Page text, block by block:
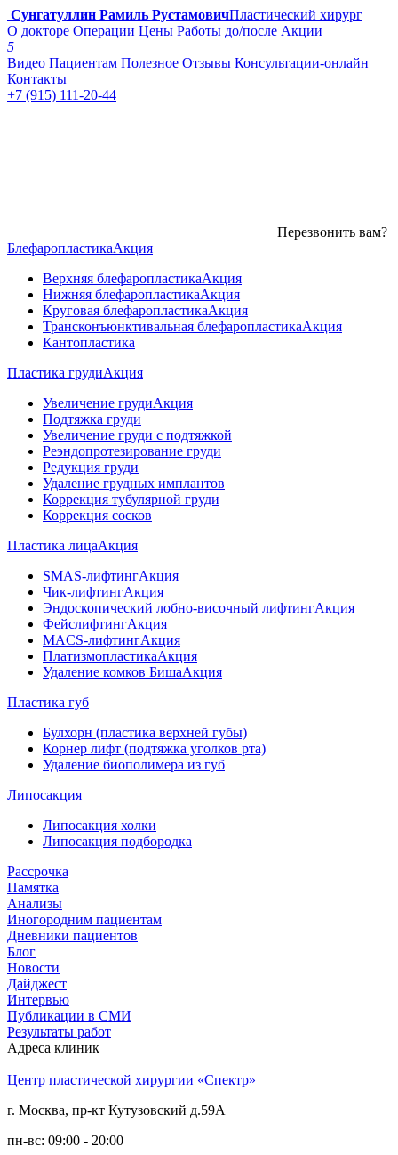
Сунгатуллин Рамиль РустамовичПластический хирург
О докторе Операции Цены Работы до/после Акции
5
Видео Пациентам Полезное Отзывы Консультации-онлайн
Контакты
+7 (915) 111-20-44
Перезвонить вам?
БлефаропластикаАкция
Верхняя блефаропластикаАкция
Нижняя блефаропластикаАкция
Круговая блефаропластикаАкция
Трансконъюнктивальная блефаропластикаАкция
Кантопластика
Пластика грудиАкция
Увеличение грудиАкция
Подтяжка груди
Увеличение груди с подтяжкой
Реэндопротезирование груди
Редукция груди
Удаление грудных имплантов
Коррекция тубулярной груди
Коррекция сосков
Пластика лицаАкция
SMAS-лифтингАкция
Чик-лифтингАкция
Эндоскопический лобно-височный лифтингАкция
ФейслифтингАкция
MACS-лифтингАкция
ПлатизмопластикаАкция
Удаление комков БишаАкция
Пластика губ
Булхорн (пластика верхней губы)
Корнер лифт (подтяжка уголков рта)
Удаление биополимера из губ
Липосакция
Липосакция холки
Липосакция подбородка
Рассрочка
Памятка
Анализы
Иногородним пациентам
Дневники пациентов
Блог
Новости
Дайджест
Интервью
Публикации в СМИ
Результаты работ
Адреса клиник
Центр пластической хирургии «Спектр»
г. Москва, пр-кт Кутузовский д.59А
пн-вс: 09:00 - 20:00